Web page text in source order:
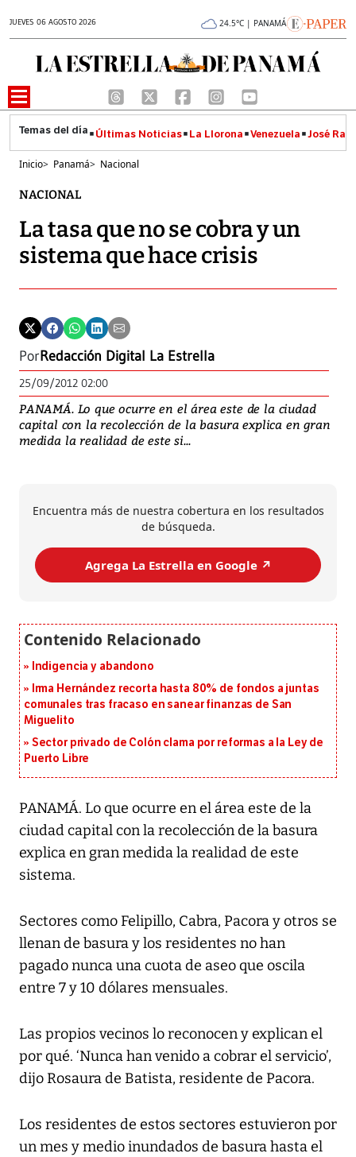
JUEVES 06 AGOSTO 2026 24.5°C | PANAMÁ
Últimas Noticias La Llorona Venezuela José
Inicio> Panamá> Nacional
NACIONAL
La tasa que no se cobra y un
sistema que hace crisis
PorRedacción Digital La Estrella
25/09/2012 02:00
PANAMÁ. Lo que ocurre en el área este de la ciudad
capital con la recolección de la basura explica en gran
medida la realidad de este si...
Encuentra más de nuestra cobertura en los resultados
de búsqueda.
Agrega La Estrella en Google ↗️
Indigencia y abandono
Irma Hernández recorta hasta 80% de fondos a juntas
comunales tras fracaso en sanear finanzas de San
Miguelito
Sector privado de Colón clama por reformas a la Ley de
Puerto Libre
PANAMÁ. Lo que ocurre en el área este de la
ciudad capital con la recolección de la basura
explica en gran medida la realidad de este
sistema.
Sectores como Felipillo, Cabra, Pacora y otros se
llenan de basura y los residentes no han
pagado nunca una cuota de aseo que oscila
entre 7 y 10 dólares mensuales.
Las propios vecinos lo reconocen y explican el
por qué. ‘Nunca han venido a cobrar el servicio’,
dijo Rosaura de Batista, residente de Pacora.
Los residentes de estos sectores estuvieron por
un mes y medio inundados de basura hasta el